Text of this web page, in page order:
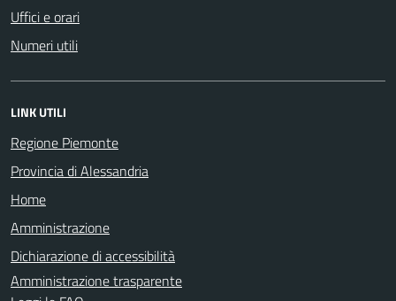
Uffici e orari
Numeri utili
LINK UTILI
Regione Piemonte
Provincia di Alessandria
Home
Amministrazione
Dichiarazione di accessibilità
Amministrazione trasparente